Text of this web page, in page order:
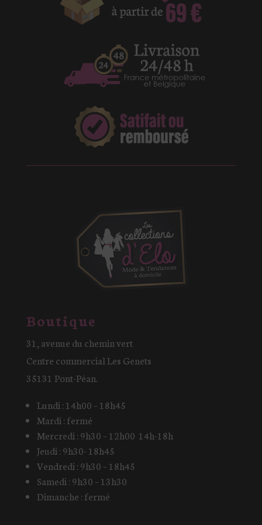
Boutique
31, avenue du chemin vert
Centre commercial Les Genets
35131 Pont-Péan.
Lundi : 14h00 – 18h45
Mardi : fermé
Mercredi : 9h30 – 12h00 14h-18h
Jeudi : 9h30- 18h45
Vendredi : 9h30 – 18h45
Samedi : 9h30 – 13h30
Dimanche : fermé